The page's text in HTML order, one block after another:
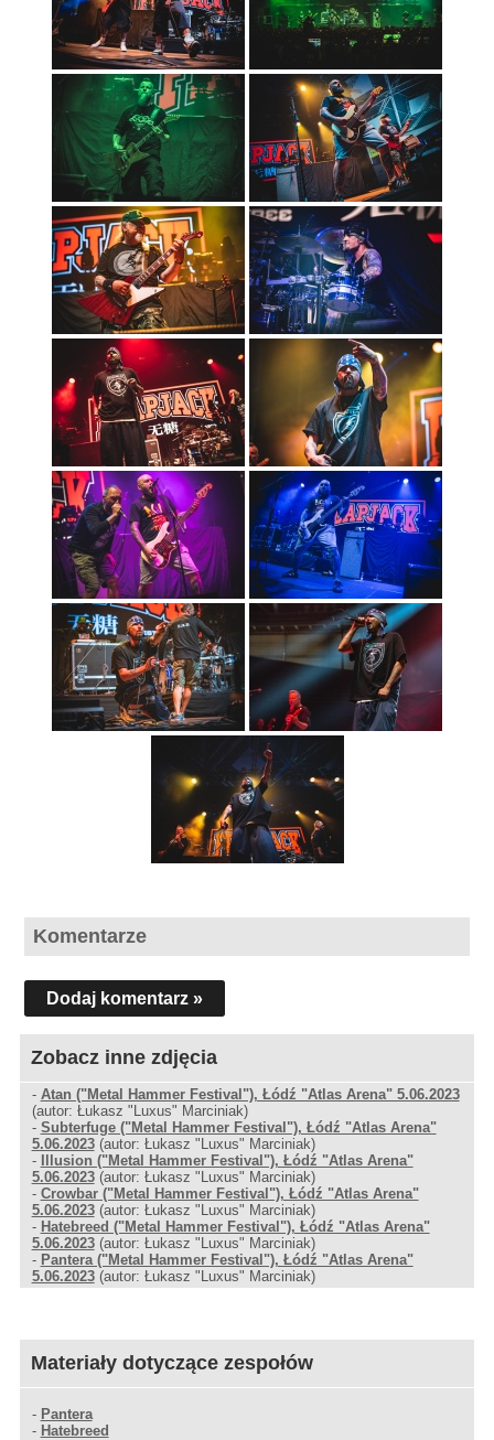
Komentarze
Dodaj komentarz »
Zobacz inne zdjęcia
- Atan ("Metal Hammer Festival"), Łódź "Atlas Arena" 5.06.2023
(autor: Łukasz "Luxus" Marciniak)
- Subterfuge ("Metal Hammer Festival"), Łódź "Atlas Arena"
5.06.2023(autor: Łukasz "Luxus" Marciniak)
-
Illusion ("Metal Hammer Festival"), Łódź "Atlas Arena"
5.06.2023(autor: Łukasz "Luxus" Marciniak)
- Crowbar ("Metal Hammer Festival"), Łódź "Atlas Arena"
5.06.2023(autor: Łukasz "Luxus" Marciniak)
- Hatebreed ("Metal Hammer Festival"), Łódź "Atlas Arena"
5.06.2023(autor: Łukasz "Luxus" Marciniak)
- Pantera ("Metal Hammer Festival"), Łódź "Atlas Arena"
5.06.2023(autor: Łukasz "Luxus" Marciniak)
Materiały dotyczące zespołów
- Pantera
- Hatebreed